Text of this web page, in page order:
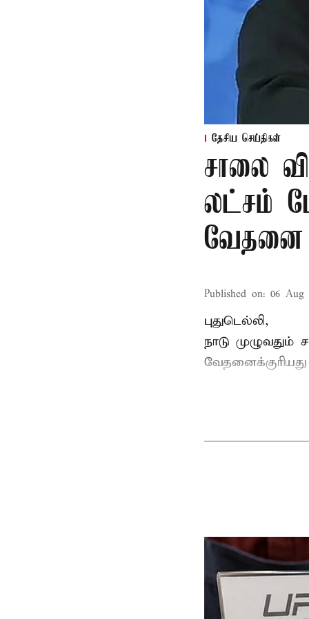
தேசிய செய்திகள்
சாலை
லட்சம்
வேதனை
Published on: 06 Aug
புதுடெல்லி,
நாடு